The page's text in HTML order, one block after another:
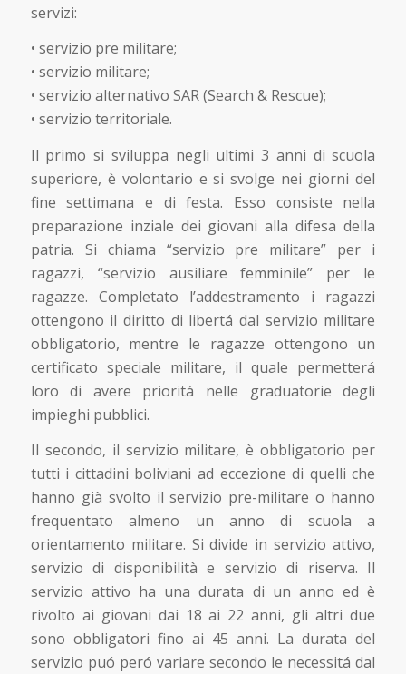
servizi:
• servizio pre militare;
• servizio militare;
• servizio alternativo SAR (Search & Rescue);
• servizio territoriale.
Il primo si sviluppa negli ultimi 3 anni di scuola
superiore, è volontario e si svolge nei giorni del
fine settimana e di festa. Esso consiste nella
preparazione inziale dei giovani alla difesa della
patria. Si chiama “servizio pre militare” per i
ragazzi, “servizio ausiliare femminile” per le
ragazze. Completato l’addestramento i ragazzi
ottengono il diritto di libertá dal servizio militare
obbligatorio, mentre le ragazze ottengono un
certificato speciale militare, il quale permetterá
loro di avere prioritá nelle graduatorie degli
impieghi pubblici.
Il secondo, il servizio militare, è obbligatorio per
tutti i cittadini boliviani ad eccezione di quelli che
hanno già svolto il servizio pre-militare o hanno
frequentato almeno un anno di scuola a
orientamento militare. Si divide in servizio attivo,
servizio di disponibilità e servizio di riserva. Il
servizio attivo ha una durata di un anno ed è
rivolto ai giovani dai 18 ai 22 anni, gli altri due
sono obbligatori fino ai 45 anni. La durata del
servizio puó peró variare secondo le necessitá dal